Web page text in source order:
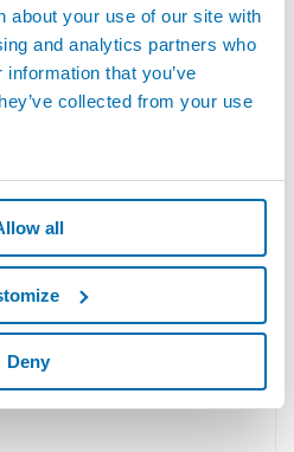
about your use of our site with
and analytics partners who
that you’ve
collected from your use
all
Deny
in-process pour mesure
et diamètres extérieurs sur